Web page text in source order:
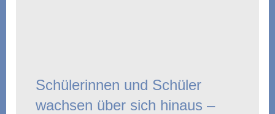
Schülerinnen und Schüler
wachsen über sich hinaus –